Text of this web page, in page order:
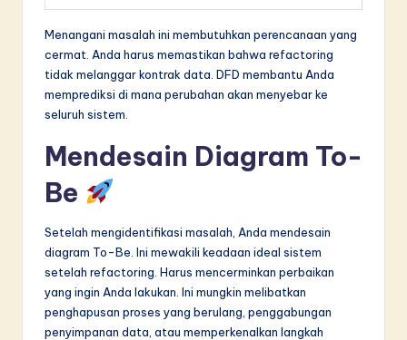
Menangani masalah ini membutuhkan perencanaan yang
cermat. Anda harus memastikan bahwa refactoring
tidak melanggar kontrak data. DFD membantu Anda
memprediksi di mana perubahan akan menyebar ke
seluruh sistem.
Mendesain Diagram To-
Be
Setelah mengidentifikasi masalah, Anda mendesain
diagram To-Be. Ini mewakili keadaan ideal sistem
setelah refactoring. Harus mencerminkan perbaikan
yang ingin Anda lakukan. Ini mungkin melibatkan
penghapusan proses yang berulang, penggabungan
penyimpanan data, atau memperkenalkan langkah